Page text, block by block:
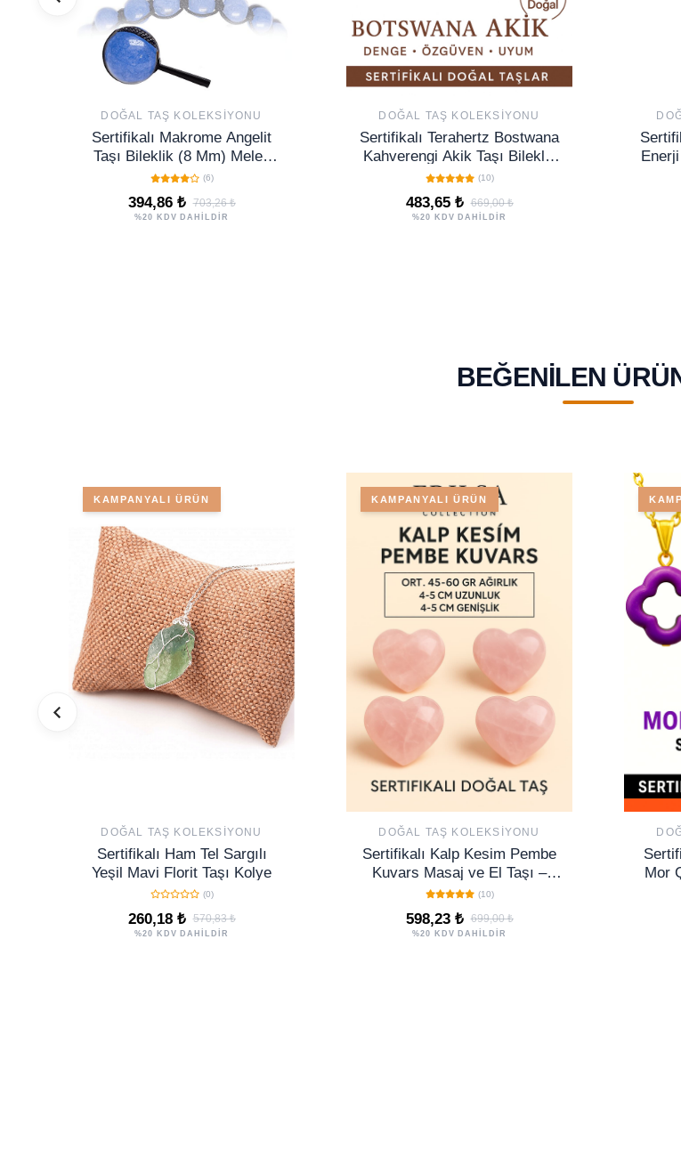
DOĞAL TAŞ KOLEKSIYONU
Sertifikalı Makrome Angelit
Taşı Bileklik (8 Mm) Melek
Taşı
(6)
394,86 ₺ 703,26 ₺
%20 KDV DAHİLDİR
DOĞAL TAŞ KOLEKSIYONU
Sertifikalı Terahertz Bostwana
Kahverengi Akik Taşı Bileklik
– Zihinsel Arınma Topraklama
Enerjisi
(10)
483,65 ₺ 669,00 ₺
%20 KDV DAHİLDİR
BEĞENILEN
KAMPANYALI ÜRÜN
DOĞAL TAŞ KOLEKSIYONU
Sertifikalı Ham Tel Sargılı
Yeşil Mavi Florit Taşı Kolye
(0)
260,18 ₺ 570,83 ₺
%20 KDV DAHİLDİR
KAMPANYALI ÜRÜN
DOĞAL TAŞ KOLEKSIYONU
Sertifikalı Kalp Kesim Pembe
Kuvars Masaj ve El Taşı –
Aşk, Şefkat ve Duygusal Şifa
Kristali
(10)
598,23 ₺ 699,00 ₺
%20 KDV DAHİLDİR
Mor